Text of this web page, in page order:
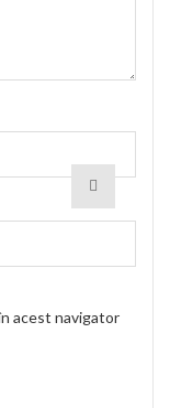
acest navigator